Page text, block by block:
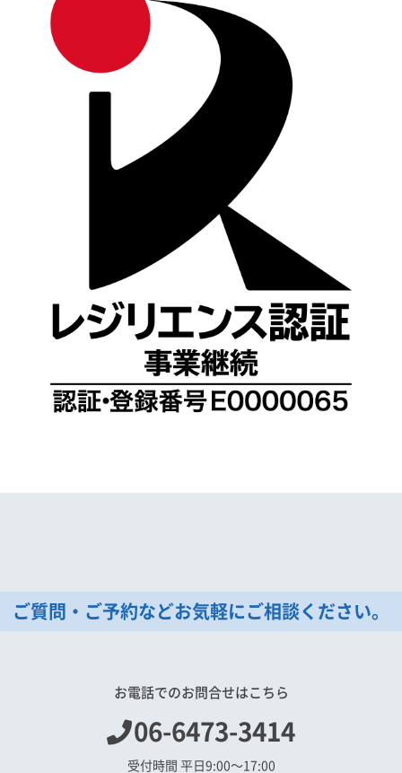
ご質問・ご予約などお気軽にご相談ください。
お電話でのお問合せはこちら
06-6473-3414
受付時間 平日9:00〜17:00